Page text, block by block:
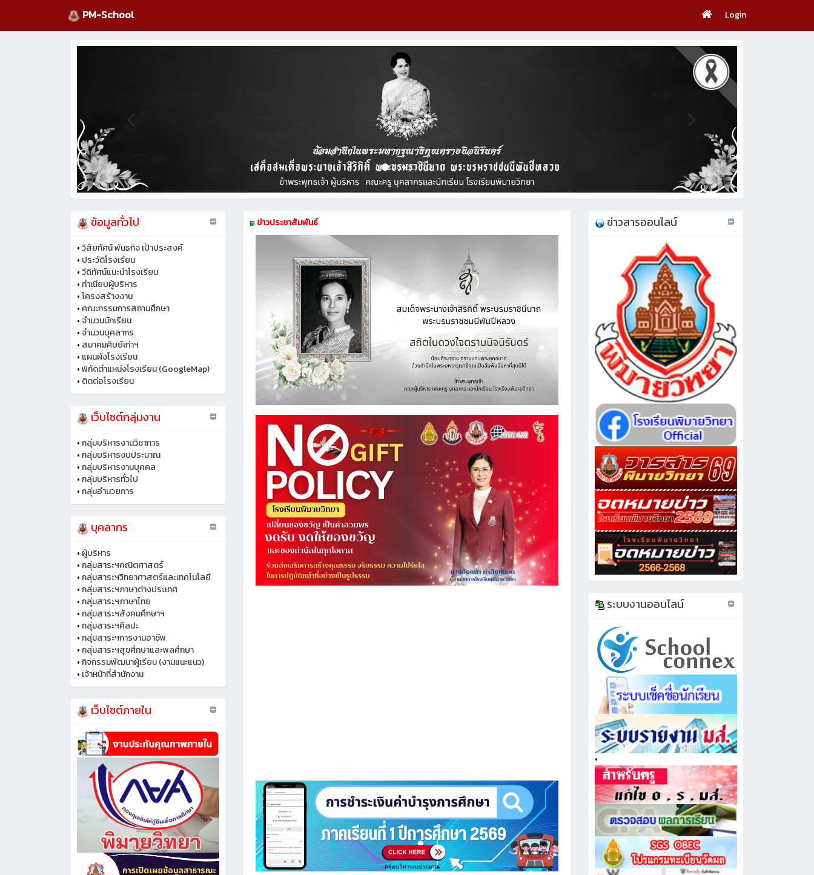
PM-School Login
ข้อมูลทั่วไป
•วิสัยทัศน์ พันธกิจ เป้าประสงค์
• ประวัติโรงเรียน
•วีดิทัศน์แนะนำโรงเรียน
• ทำเนียบผู้บริหาร
•โครงสร้างงาน
• คณะกรรมการสถานศึกษา
•จำนวนนักเรียน
•จำนวนบุคลากร
• สมาคมศิษย์เก่าฯ
• แผนผังโรงเรียน
•พิกัดตำแหน่งโรงเรียน (GoogleMap)
• ติดต่อโรงเรียน
เว็บไซต์กลุ่มงาน
•กลุ่มบริหารงานวิชาการ
•กลุ่มบริหารงบประมาณ
•กลุ่มบริหารงานบุคคล
•กลุ่มบริหารทั่วไป
•กลุ่มอำนวยการ
บุคลากร
• ผู้บริหาร
•กลุ่มสาระฯคณิตศาสตร์
•กลุ่มสาระฯวิทยาศาสตร์และเทคโนโลยี
•กลุ่มสาระฯภาษาต่างประเทศ
•กลุ่มสาระฯภาษาไทย
•กลุ่มสาระฯสังคมศึกษาฯ
•กลุ่มสาระฯศิลปะ
•กลุ่มสาระฯการงานอาชีพ
•กลุ่มสาระฯสุขศึกษาและพลศึกษา
•กิจกรรมพัฒนาผู้เรียน (งานแนะแนว)
• เจ้าหน้าที่สำนักงาน
เว็บไซต์ภายใน
ข่าวประชาสัมพันธ์ ข่าวสารออนไลน์
ระบบงานออนไลน์
•